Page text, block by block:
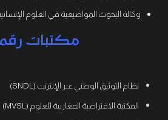
وكالة البحوث المواضيعية في العلوم
مكتبات
نظام التوثيق الوطني عبر الإنترنت (SNDL)
المكتبة الافتراضية المغاربية للعلوم (MVSL)